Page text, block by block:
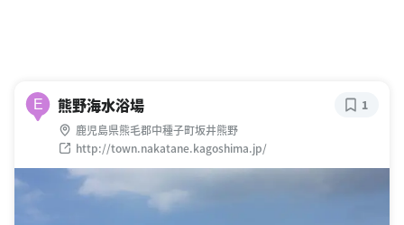
E 熊野海水浴場
鹿児島県熊毛郡中種子町坂井熊野
http://town.nakatane.kagoshima.jp/
1